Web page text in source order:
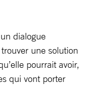
dialogue
une solution
pourrait avoir,
qui vont porter